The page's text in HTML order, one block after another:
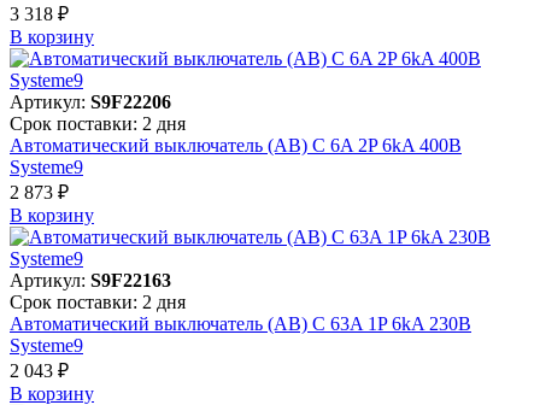
3 318 ₽
В корзинy
Артикул: S9F22206
Срок поставки: 2 дня
Автоматический выключатель (АВ) C 6A 2P 6kA 400В
Systeme9
2 873 ₽
В корзинy
Артикул: S9F22163
Срок поставки: 2 дня
Автоматический выключатель (АВ) C 63A 1P 6kA 230В
Systeme9
2 043 ₽
В корзинy